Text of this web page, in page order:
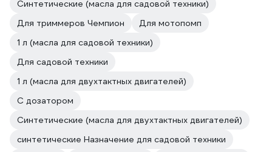
Синтетические (масла для садовой техники)
Для триммеров Чемпион
Для мотопомп
1 л (масла для садовой техники)
Для садовой техники
1 л (масла для двухтактных двигателей)
С дозатором
Синтетические (масла для двухтактных двигателей)
синтетические Назначение для садовой техники